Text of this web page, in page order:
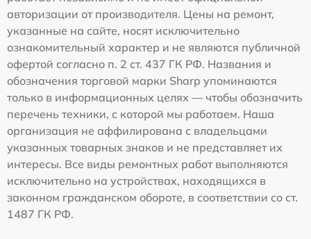
авторизации от производителя. Цены на ремонт,
указанные на сайте, носят исключительно
ознакомительный характер и не являются публичной
офертой согласно п. 2 ст. 437 ГК РФ. Названия и
обозначения торговой марки Sharp упоминаются
только в информационных целях — чтобы обозначить
перечень техники, с которой мы работаем. Наша
организация не аффилирована с владельцами
указанных товарных знаков и не представляет их
интересы. Все виды ремонтных работ выполняются
исключительно на устройствах, находящихся в
законном гражданском обороте, в соответствии со ст.
1487 ГК РФ.